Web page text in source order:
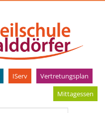
IServ
Vertretungsplan
Mittagessen